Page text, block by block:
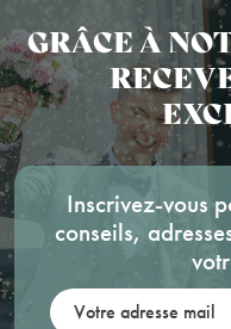
GRÂCE À
Inscrivez-vous
conseils,